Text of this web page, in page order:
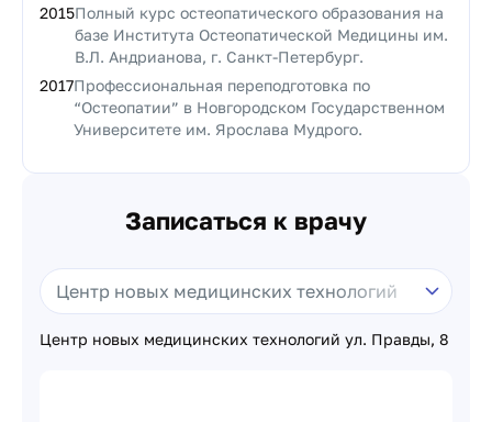
2015Полный курс остеопатического образования на
базе Института Остеопатической Медицины им.
В.Л. Андрианова, г. Санкт-Петербург.
2017Профессиональная переподготовка по
“Остеопатии” в Новгородском Государственном
Университете им. Ярослава Мудрого.
Записаться к врачу
Центр новых медицинских технологий ул. Правды, 8